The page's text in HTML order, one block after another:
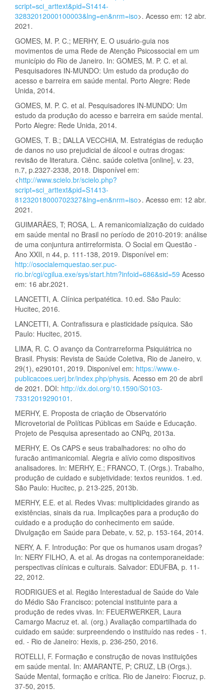
script=sci_arttext&pid=S1414-
32832012000100003&lng=en&nrm=iso>. Acesso em: 12 abr.
2021.
GOMES, M. P. C.; MERHY, E. O usuário-guia nos
movimentos de uma Rede de Atenção Psicossocial em um
município do Rio de Janeiro. In: GOMES, M. P. C. et al.
Pesquisadores IN-MUNDO: Um estudo da produção do
acesso e barreira em saúde mental. Porto Alegre: Rede
Unida, 2014.
GOMES, M. P. C. et al. Pesquisadores IN-MUNDO: Um
estudo da produção do acesso e barreira em saúde mental.
Porto Alegre: Rede Unida, 2014.
GOMES, T. B.; DALLA VECCHIA, M. Estratégias de redução
de danos no uso prejudicial de álcool e outras drogas:
revisão de literatura. Ciênc. saúde coletiva [online], v. 23,
n.7, p.2327-2338, 2018. Disponível em:
<http://www.scielo.br/scielo.php?
script=sci_arttext&pid=S1413-
81232018000702327&lng=en&nrm=iso>. Acesso em: 12 abr.
2021.
GUIMARÃES, T; ROSA, L. A remanicomialização do cuidado
em saúde mental no Brasil no período de 2010-2019: análise
de uma conjuntura antirreformista. O Social em Questão -
Ano XXII, n 44, p. 111-138, 2019. Disponível em:
http://osocialemquestao.ser.puc-
rio.br/cgi/cgilua.exe/sys/start.htm?infoid=686&sid=59 Acesso
em: 16 abr.2021.
LANCETTI, A. Clínica peripatética. 10.ed. São Paulo:
Hucitec, 2016.
LANCETTI, A. Contrafissura e plasticidade psíquica. São
Paulo: Hucitec, 2015.
LIMA, R. C. O avanço da Contrarreforma Psiquiátrica no
Brasil. Physis: Revista de Saúde Coletiva, Rio de Janeiro, v.
29(1), e290101, 2019. Disponível em: https://www.e-
publicacoes.uerj.br/index.php/physis. Acesso em 20 de abril
de 2021. DOI: http://dx.doi.org/10.1590/S0103-
73312019290101 .
MERHY, E. Proposta de criação de Observatório
Microvetorial de Políticas Públicas em Saúde e Educação.
Projeto de Pesquisa apresentado ao CNPq, 2013a.
MERHY, E. Os CAPS e seus trabalhadores: no olho do
furacão antimanicomial. Alegria e alívio como dispositivos
analisadores. In: MERHY, E.; FRANCO, T. (Orgs.). Trabalho,
produção de cuidado e subjetividade: textos reunidos. 1.ed.
São Paulo: Hucitec, p. 213-225, 2013b.
MERHY, E.E. et al. Redes Vivas: multiplicidades girando as
existências, sinais da rua. Implicações para a produção do
cuidado e a produção do conhecimento em saúde.
Divulgação em Saúde para Debate, v. 52, p. 153-164, 2014.
NERY, A. F. Introdução: Por que os humanos usam drogas?
In: NERY FILHO, A. et al. As drogas na contemporaneidade:
perspectivas clínicas e culturais. Salvador: EDUFBA, p. 11-
22, 2012.
RODRIGUES et al. Região Interestadual de Saúde do Vale
do Médio São Francisco: potencial instituinte para a
produção de redes vivas. In: FEUERWERKER, Laura
Camargo Macruz et. al. (org.) Avaliação compartilhada do
cuidado em saúde: surpreendendo o instituído nas redes - 1.
ed. - Rio de Janeiro: Hexis, p. 236-250, 2016.
ROTELLI, F. Formação e construção de novas instituições
em saúde mental. In: AMARANTE, P; CRUZ, LB (Orgs.).
Saúde Mental, formação e crítica. Rio de Janeiro: Fiocruz, p.
37-50, 2015.